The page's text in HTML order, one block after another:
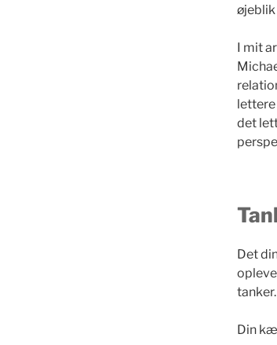
øjeblik
I mit
lettere
det
Det
Din